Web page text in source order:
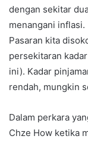
dengan sekitar
menangani inflasi.
Pasaran kita
persekitaran
ini). Kadar
rendah, mungkin
Dalam perkara
Chze How ketika